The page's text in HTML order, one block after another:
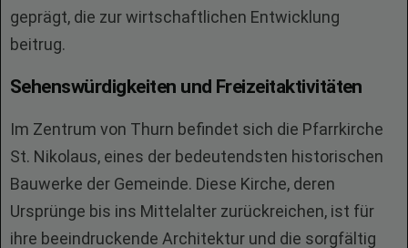
geprägt, die zur wirtschaftlichen Entwicklung
beitrug.
Sehenswürdigkeiten und Freizeitaktivitäten
Im Zentrum von Thurn befindet sich die Pfarrkirche
St. Nikolaus, eines der bedeutendsten historischen
Bauwerke der Gemeinde. Diese Kirche, deren
Ursprünge bis ins Mittelalter zurückreichen, ist für
ihre beeindruckende Architektur und die sorgfältig